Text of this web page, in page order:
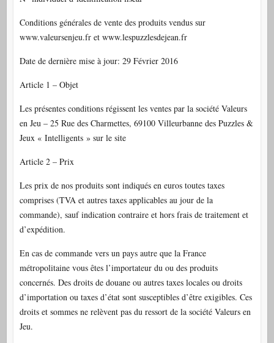
Conditions générales de vente des produits vendus sur
www.valeursenjeu.fr et www.lespuzzlesdejean.fr
Date de dernière mise à jour: 29 Février 2016
Article 1 – Objet
Les présentes conditions régissent les ventes par la société Valeurs
en Jeu – 25 Rue des Charmettes, 69100 Villeurbanne des Puzzles &
Jeux « Intelligents » sur le site
Article 2 – Prix
Les prix de nos produits sont indiqués en euros toutes taxes
comprises (TVA et autres taxes applicables au jour de la
commande), sauf indication contraire et hors frais de traitement et
d’expédition.
En cas de commande vers un pays autre que la France
métropolitaine vous êtes l’importateur du ou des produits
concernés. Des droits de douane ou autres taxes locales ou droits
d’importation ou taxes d’état sont susceptibles d’être exigibles. Ces
droits et sommes ne relèvent pas du ressort de la société Valeurs en
Jeu.